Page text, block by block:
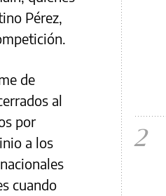
Pérez,
de
al
por
a los
cuando
2